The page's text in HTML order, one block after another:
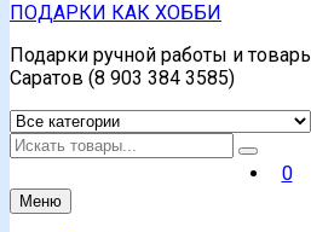
ПОДАРКИ КАК ХОББИ
Подарки ручной работы и
Саратов (8 903 384 3585)
Искать
0
Меню